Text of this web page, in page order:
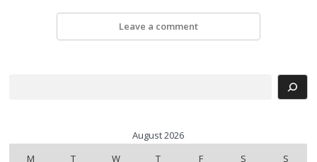
Leave a comment
August 2026
M
T W T F S S